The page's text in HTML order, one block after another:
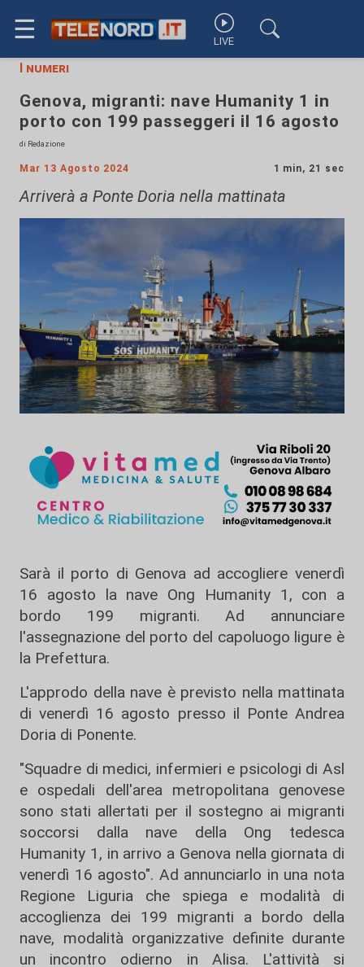
☰ LIVE
I numeri
Genova, migranti: nave Humanity 1 in
porto con 199 passeggeri il 16 agosto
di Redazione
Mar 13 Agosto 2024 1 min, 21 sec
Arriverà a Ponte Doria nella mattinata
Sarà il porto di Genova ad accogliere venerdì
16 agosto la nave Ong Humanity 1, con a
bordo 199 migranti. Ad annunciare
l'assegnazione del porto del capoluogo ligure è
la Prefettura.
L'approdo della nave è previsto nella mattinata
di venerdì 16 agosto presso il Ponte Andrea
Doria di Ponente.
"Squadre di medici, infermieri e psicologi di Asl
e ospedali dell'area metropolitana genovese
sono stati allertati per il sostegno ai migranti
soccorsi dalla nave della Ong tedesca
Humanity 1, in arrivo a Genova nella giornata di
venerdì 16 agosto". Ad annunciarlo in una nota
Regione Liguria che spiega e modalità di
accoglienza dei 199 migranti a bordo della
nave, modalità organizzative definite durante
un incontro odierno in Alisa. L'attività si